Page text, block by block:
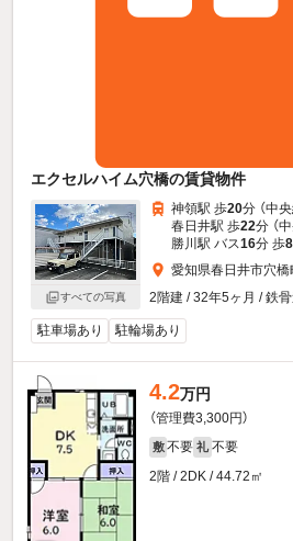
エクセルハイム穴橋の賃貸物件
すべての写真
神領駅 歩20分 （中央
春日井駅 歩22分 （
勝川駅 バス16分 歩8
愛知県春日井市穴
2階建 / 32年5ヶ月 / 鉄
駐車場あり 駐輪場あり
4.2万円
（管理費3,300円）
敷 不要 礼 不要
2階 / 2DK / 44.72㎡